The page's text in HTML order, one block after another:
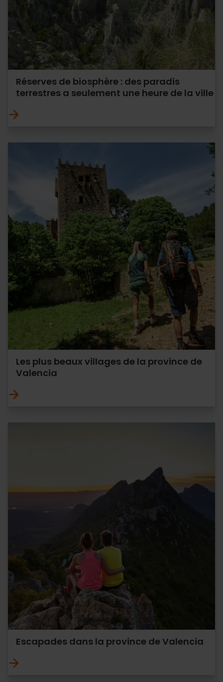
Réserves de biosphère : des paradis
terrestres a seulement une heure de la ville
Les plus beaux villages de la province de
Valencia
Escapades dans la province de Valencia